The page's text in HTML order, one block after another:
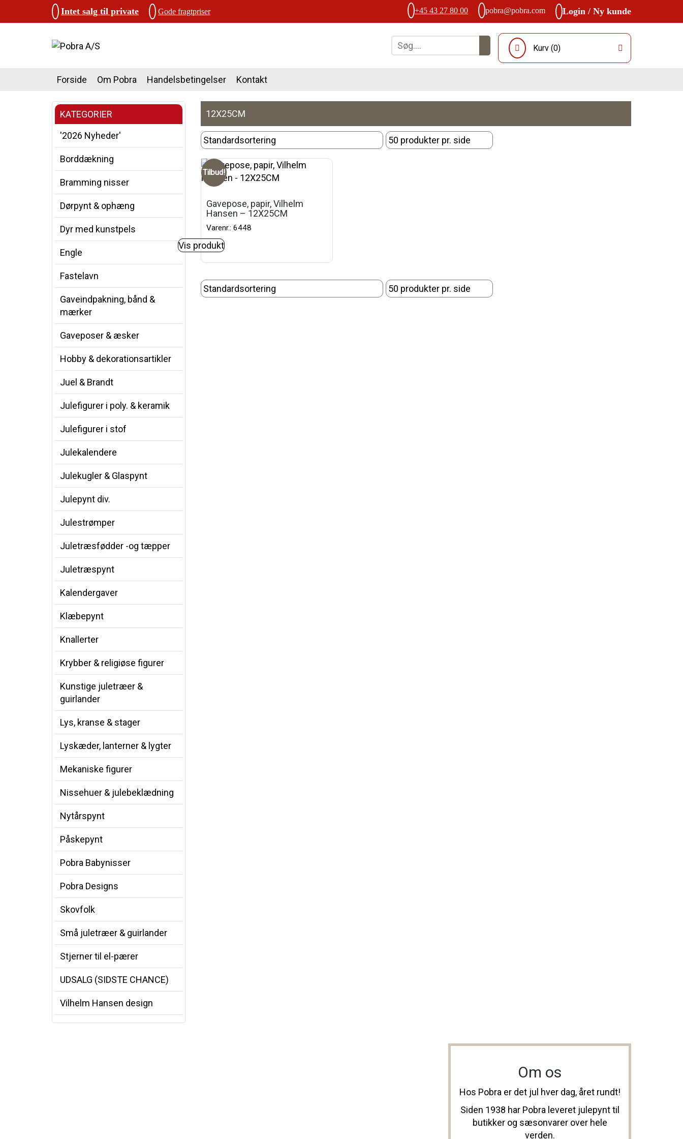
Intet salg til private Gode fragtpriser +45 43 27 80 00 pobra@pobra.com Login / Ny kunde
Kurv (0)
Forside Om Pobra Handelsbetingelser Kontakt
KATEGORIER
'2026 Nyheder'
Borddækning
Bramming nisser
Dørpynt & ophæng
Dyr med kunstpels
Engle
Fastelavn
Gaveindpakning, bånd &
mærker
Gaveposer & æsker
Hobby & dekorationsartikler
Juel & Brandt
Julefigurer i poly. & keramik
Julefigurer i stof
Julekalendere
Julekugler & Glaspynt
Julepynt div.
Julestrømper
Juletræsfødder -og tæpper
Juletræspynt
Kalendergaver
Klæbepynt
Knallerter
Krybber & religiøse figurer
Kunstige juletræer &
guirlander
Lys, kranse & stager
Lyskæder, lanterner & lygter
Mekaniske figurer
Nissehuer & julebeklædning
Nytårspynt
Påskepynt
Pobra Babynisser
Pobra Designs
Skovfolk
Små juletræer & guirlander
Stjerner til el-pærer
UDSALG (SIDSTE CHANCE)
Vilhelm Hansen design
12X25CM
Tilbud!
Gavepose, papir, Vilhelm
Hansen – 12X25CM
Varenr.: 6448
Vis produkt
Om os
Hos Pobra er det jul hver dag, året rundt!
Siden 1938 har Pobra leveret julepynt til
butikker og sæsonvarer over hele
verden.